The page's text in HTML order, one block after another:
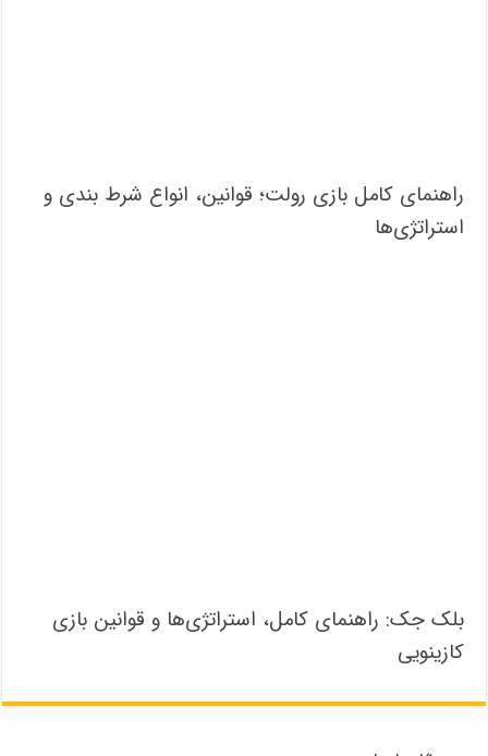
راهنمای کامل بازی رولت؛ قوانین، انواع شرط بندی و
استراتژی‌ها
بلک جک: راهنمای کامل، استراتژی‌ها و قوانین بازی
کازینویی